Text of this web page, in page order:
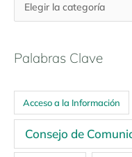
Palabras Clave
Acceso a la Información
Consejo de